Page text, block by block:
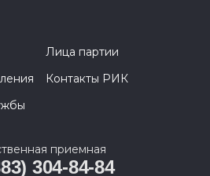
Лица партии
Контакты РИК
приемная
304-84-84